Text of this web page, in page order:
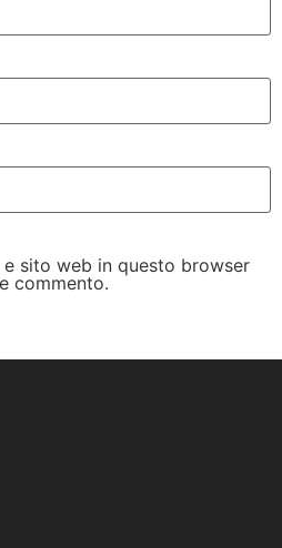
sito web in questo browser
commento.